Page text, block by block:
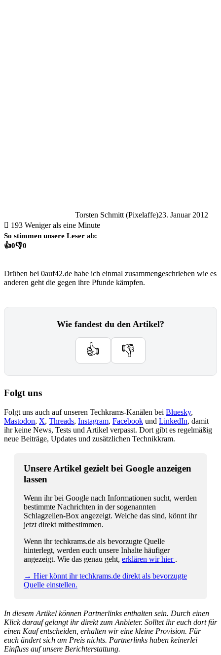
Torsten Schmitt (Pixelaffe)23. Januar 2012
193 Weniger als eine Minute
So stimmen unsere Leser ab:
👍0👎0
Drüben bei 0auf42.de habe ich einmal zusammengeschrieben wie es
anderen geht die gegen ihre Pfunde kämpfen.
Wie fandest du den Artikel?
👍 👎
Folgt uns
Folgt uns auch auf unseren Techkrams-Kanälen bei Bluesky,
Mastodon, X, Threads, Instagram, Facebook und LinkedIn, damit
ihr keine News, Tests und Artikel verpasst. Dort gibt es regelmäßig
neue Beiträge, Updates und zusätzlichen Technikkram.
Unsere Artikel gezielt bei Google anzeigen
lassen
Wenn ihr bei Google nach Informationen sucht, werden
bestimmte Nachrichten in der sogenannten
Schlagzeilen-Box angezeigt. Welche das sind, könnt ihr
jetzt direkt mitbestimmen.
Wenn ihr techkrams.de als bevorzugte Quelle
hinterlegt, werden euch unsere Inhalte häufiger
angezeigt. Wie das genau geht, erklären wir hier .
→ Hier könnt ihr techkrams.de direkt als bevorzugte
Quelle einstellen.
In diesem Artikel können Partnerlinks enthalten sein. Durch einen
Klick darauf gelangt ihr direkt zum Anbieter. Solltet ihr euch dort für
einen Kauf entscheiden, erhalten wir eine kleine Provision. Für
euch ändert sich am Preis nichts. Partnerlinks haben keinerlei
Einfluss auf unsere Berichterstattung.